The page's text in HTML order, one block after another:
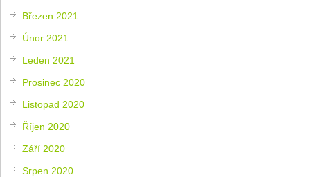
Březen 2021
Únor 2021
Leden 2021
Prosinec 2020
Listopad 2020
Říjen 2020
Září 2020
Srpen 2020